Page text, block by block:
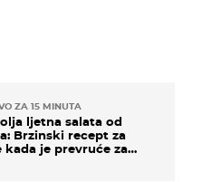
ZA 15 MINUTA
ljetna salata od
Brzinski recept za
kada je prevruće za